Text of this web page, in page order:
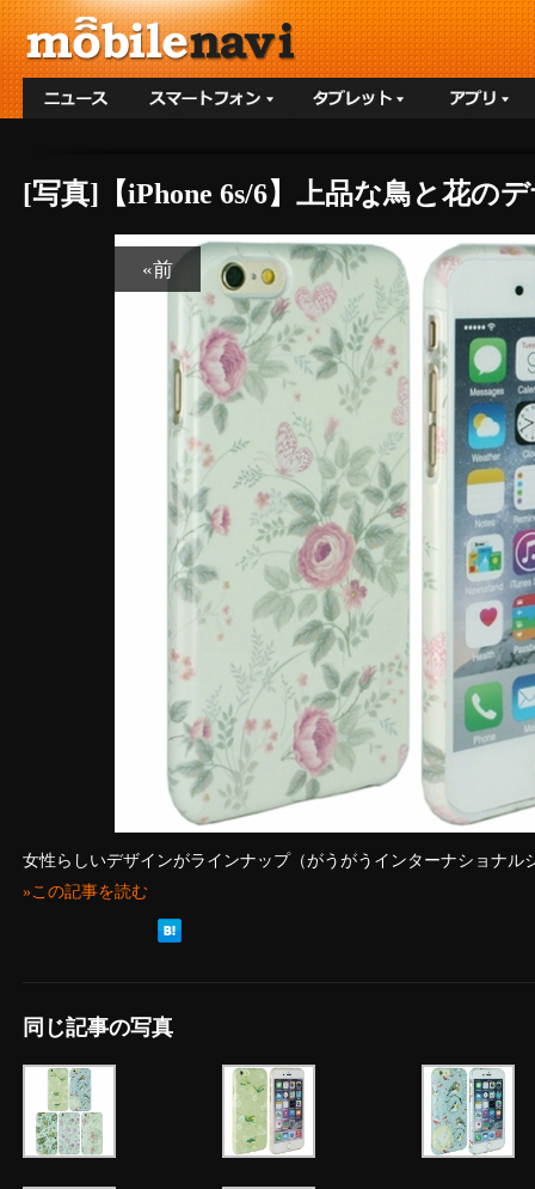
[写真]【iPhone 6s/6】上品な鳥と花の
«前
女性らしいデザインがラインナップ（がうがうインターナショナル
»この記事を読む
同じ記事の写真